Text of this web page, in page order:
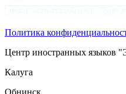
Политика
Центр иностранных
Калуга
Обнинск